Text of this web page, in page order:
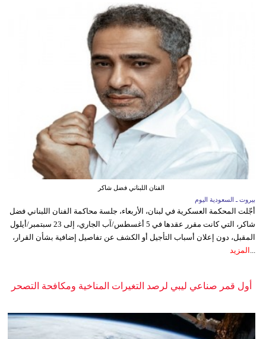
الفنان اللبناني فضل شاكر
بيروت ـ السعودية اليوم
أجّلت المحكمة العسكرية في لبنان، الأربعاء، جلسة محاكمة الفنان اللبناني فضل
شاكر، التي كانت مقرر عقدها في 5 أغسطس/آب الجاري، إلى 23 سبتمبر/أيلول
المقبل، دون إعلان أسباب التأجيل أو الكشف عن تفاصيل إضافية بشأن القرار،
المزيد
أول قمر صناعي ليبي لرصد التغيرات المناخية ومكافحة التصحر